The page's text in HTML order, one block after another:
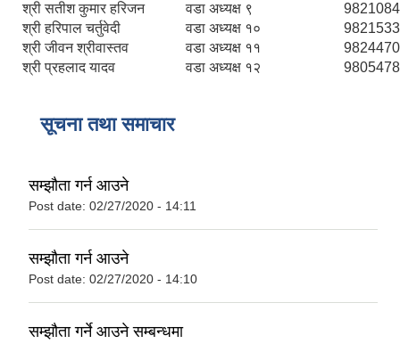
श्री सतीश कुमार हरिजन
वडा अध्यक्ष ९
श्री हरिपाल चर्तुवेदी
वडा अध्यक्ष १०
श्री जीवन श्रीवास्तव
वडा अध्यक्ष ११
श्री प्रहलाद यादव
वडा अध्यक्ष १२
सूचना तथा समाचार
सम्झौता गर्न आउने
Post date: 02/27/2020 - 14:11
सम्झौता गर्न आउने
Post date: 02/27/2020 - 14:10
सम्झौता गर्ने आउने सम्बन्धमा